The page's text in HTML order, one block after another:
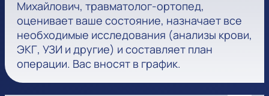
Михайлович, травматолог-ортопед,
оценивает ваше состояние, назначает все
необходимые исследования (анализы крови,
ЭКГ, УЗИ и другие) и составляет план
операции. Вас вносят в график.